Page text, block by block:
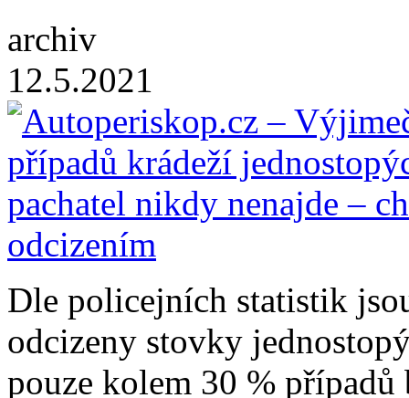
archiv
12.5.2021
Dle policejních statistik
odcizeny stovky
pouze kolem 30 % případů